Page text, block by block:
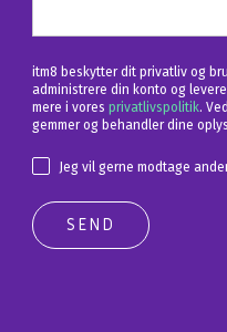
itm8 beskytter dit privatliv og
administrere din konto og
mere i vores privatlivspolitik.
gemmer og behandler dine
Jeg vil gerne modtage